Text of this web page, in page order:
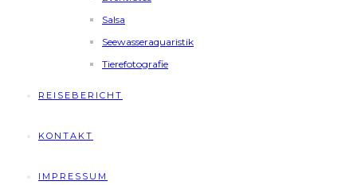
Salsa
Seewasseraquaristik
Tierefotografie
REISEBERICHT
KONTAKT
IMPRESSUM